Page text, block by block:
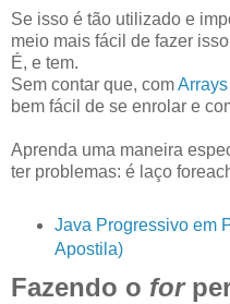
Se isso é tão utilizado e
meio mais fácil de fazer
É, e tem.
Sem contar que, comArrays
bem fácil de se enrolar e
Aprenda uma maneira
ter problemas: é laço
Java Progressivo em
Apostila)
Fazendo o for